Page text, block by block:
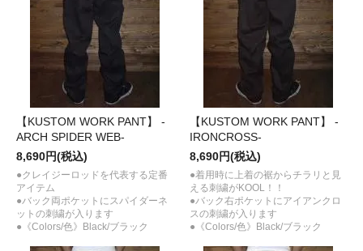
【KUSTOM WORK PANT】 -
ARCH SPIDER WEB-
8,690円(税込)
●クレイジーロッドを代表する定番
アイテム
●バック両ポケットにスパイダーネ
ットの刺繍が入ります
●《Colors/色》Black/ブラック
【KUSTOM WORK PANT】 -
IRONCROSS-
8,690円(税込)
●着用時に上着の裾からチラリと見
える刺繍がKOOL！！
●バック右ポケットにアイアンクロ
スの刺繍が入ります
●《Colors/色》Black/ブラック